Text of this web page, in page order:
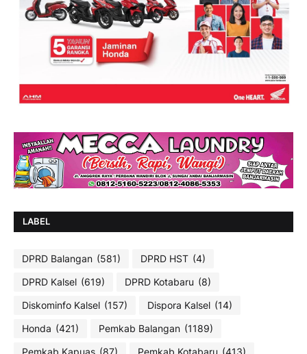
LABEL
DPRD Balangan (581) DPRD HST (4)
DPRD Kalsel (619) DPRD Kotabaru (8)
Diskominfo Kalsel (157) Dispora Kalsel (14)
Honda (421) Pemkab Balangan (1189)
Pemkab Kapuas (87) Pemkab Kotabaru (413)